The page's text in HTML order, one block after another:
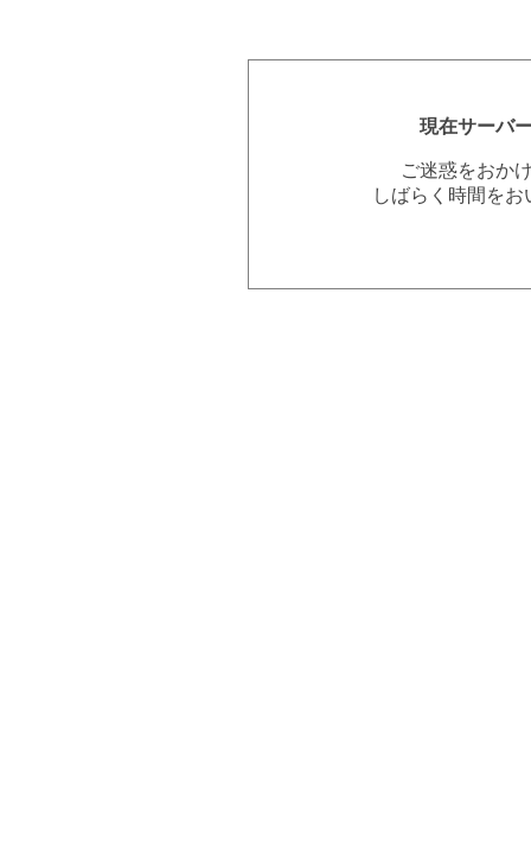
現在サーバ
ご迷惑をおか
しばらく時間を